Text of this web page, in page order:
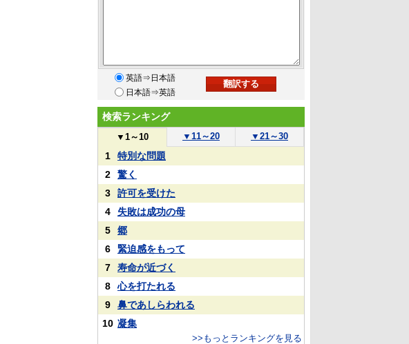
英語⇒日本語
日本語⇒英語
検索ランキング
▼ 1～10 ▼ 11～20 ▼ 21～30
1
特別な問題
2
驚く
3
許可を受けた
4
失敗は成功の母
5
郷
6
緊迫感をもって
7
寿命が近づく
8
心を打たれる
9
鼻であしらわれる
10 凝集
>>もっとランキングを見る